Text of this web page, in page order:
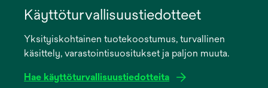
new
Käyttöturvallisuustiedotteet
Yksityiskohtainen tuotekoostumus, turvallinen
käsittely, varastointisuositukset ja paljon muuta.
Hae käyttöturvallisuustiedotteita